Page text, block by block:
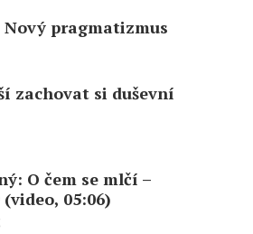
pragmatizmus
zachovat si duševní
O čem se mlčí –
05:06)